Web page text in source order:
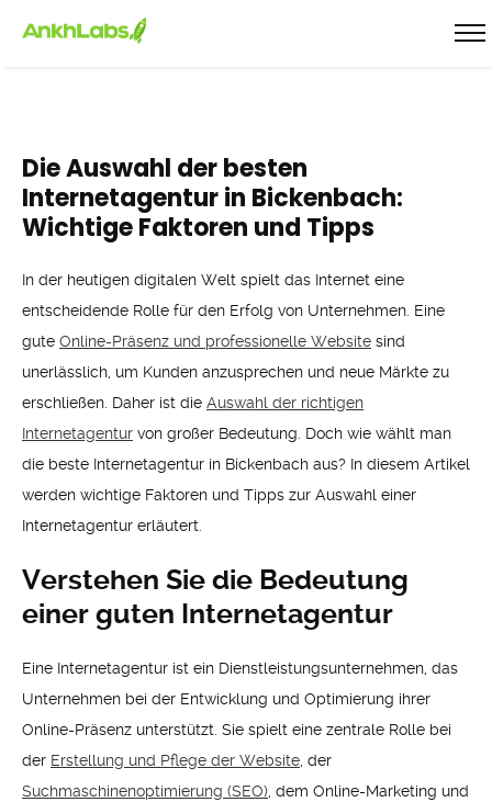
Die Auswahl der besten
Internetagentur in Bickenbach:
Wichtige Faktoren und Tipps
In der heutigen digitalen Welt spielt das Internet eine
entscheidende Rolle für den Erfolg von Unternehmen. Eine
gute Online-Präsenz und professionelle Website sind
unerlässlich, um Kunden anzusprechen und neue Märkte zu
erschließen. Daher ist die Auswahl der richtigen
Internetagentur von großer Bedeutung. Doch wie wählt man
die beste Internetagentur in Bickenbach aus? In diesem Artikel
werden wichtige Faktoren und Tipps zur Auswahl einer
Internetagentur erläutert.
Verstehen Sie die Bedeutung
einer guten Internetagentur
Eine Internetagentur ist ein Dienstleistungsunternehmen, das
Unternehmen bei der Entwicklung und Optimierung ihrer
Online-Präsenz unterstützt. Sie spielt eine zentrale Rolle bei
der Erstellung und Pflege der Website , der
Suchmaschinenoptimierung (SEO) , dem Online-Marketing und